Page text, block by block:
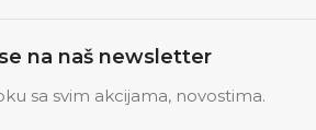
na naš newsletter
sa svim akcijama, novostima.